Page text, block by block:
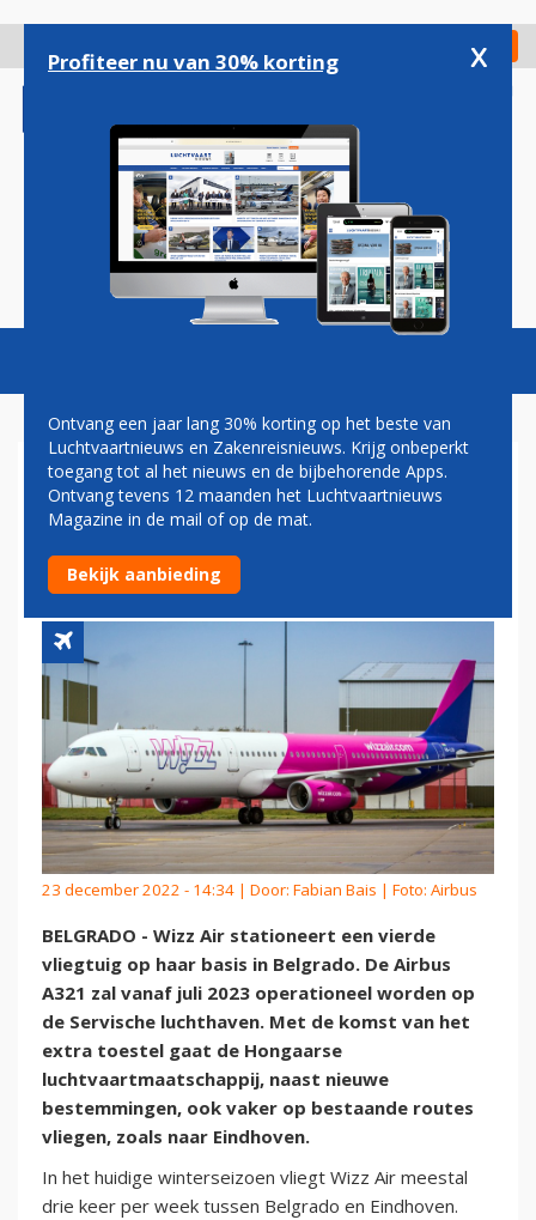
gaan
Check in
Magazine Podcasts Vacatures
WIZZ AIR VAKER VAN
BELGRADO NAAR EINDHOVEN
AIRPORT
23 december 2022 - 14:34 | Door: Fabian Bais | Foto: Airbus
BELGRADO - Wizz Air stationeert een vierde
vliegtuig op haar basis in Belgrado. De Airbus
A321 zal vanaf juli 2023 operationeel worden op
de Servische luchthaven. Met de komst van het
extra toestel gaat de Hongaarse
luchtvaartmaatschappij, naast nieuwe
bestemmingen, ook vaker op bestaande routes
vliegen, zoals naar Eindhoven.
In het huidige winterseizoen vliegt Wizz Air meestal
drie keer per week tussen Belgrado en Eindhoven.
Profiteer nu van 30% korting x
Ontvang een jaar lang 30% korting op het beste van
Luchtvaartnieuws en Zakenreisnieuws. Krijg onbeperkt
toegang tot al het nieuws en de bijbehorende Apps.
Ontvang tevens 12 maanden het Luchtvaartnieuws
Magazine in de mail of op de mat.
Bekijk aanbieding